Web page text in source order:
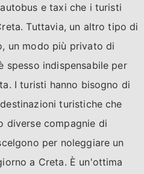
e taxi che i turisti
Tuttavia, un altro tipo di
un modo più privato di
spesso indispensabile per
I turisti hanno bisogno di
turistiche che
diverse compagnie di
per noleggiare un
a Creta. È un'ottima